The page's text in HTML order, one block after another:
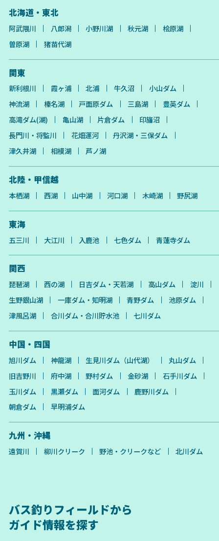
北海道・東北
阿武隈川 八郎潟 小野川湖 秋元湖
桧原湖
曽原湖
猪苗代湖
関東
新利根川 霞ヶ浦 北浦 牛久沼
小山ダム
神流湖
榛名湖 戸面原ダム 三島湖
豊英ダム
高滝ダム(湖)
亀山湖 片倉ダム
印旛沼
長門川・将監川
花畑運河
丹沢湖・三保ダム
津久井湖
相模湖 芦ノ湖
北陸・甲信越
本栖湖 西湖 山中湖 河口湖 木崎湖 野尻湖
東海
五三川 大江川 入鹿池 七色ダム 青蓮寺ダム
関西
琵琶湖 西の湖 日吉ダム・天若湖 高山ダム
淀川
生野銀山湖
一庫ダム・知明湖 青野ダム
池原ダム
津風呂湖
合川ダム・合川貯水池 七川ダム
中国・四国
旭川ダム 神龍湖 生見川ダム（山代湖）
丸山ダム
旧吉野川
府中湖 野村ダム 金砂湖
石手川ダム
玉川ダム
黒瀬ダム 面河ダム
鹿野川ダム
朝倉ダム
早明浦ダム
九州・沖縄
遠賀川 柳川クリーク 野池・クリークなど 北川ダム
バス釣りフィールドから
ガイド情報を探す